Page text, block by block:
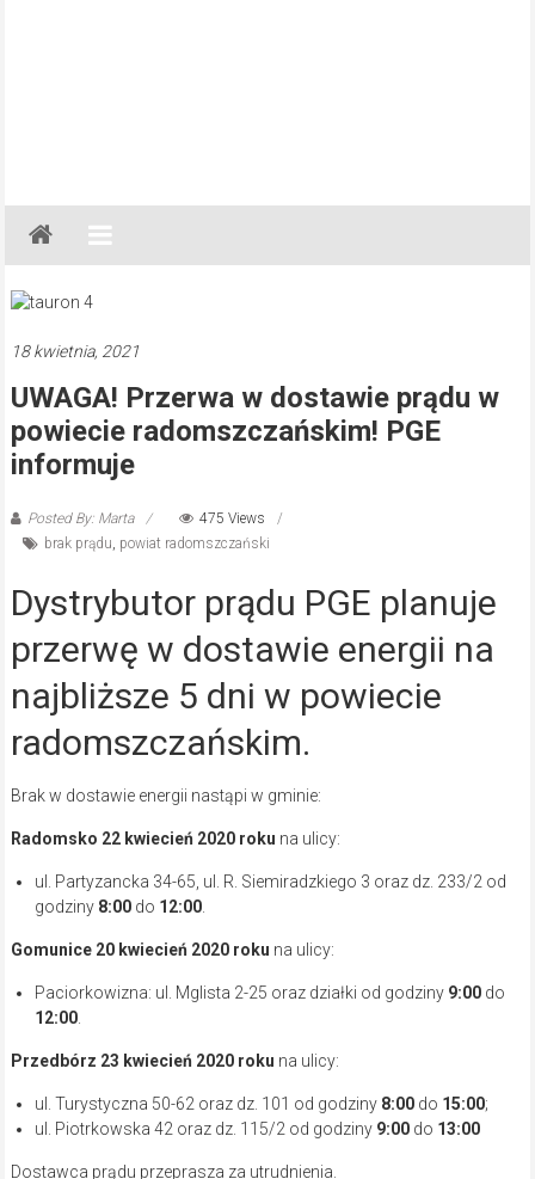
Gazeta
Regionalna
Częstochowa,
Lubliniec,
18 kwietnia, 2021
UWAGA! Przerwa w dostawie prądu w
powiecie radomszczańskim! PGE
informuje
Posted By: Marta
475 Views
brak prądu, powiat radomszczański
Dystrybutor prądu PGE planuje
przerwę w dostawie energii na
najbliższe 5 dni w powiecie
radomszczańskim.
Brak w dostawie energii nastąpi w gminie:
Radomsko 22 kwiecień 2020 roku na ulicy:
ul. Partyzancka 34-65, ul. R. Siemiradzkiego 3 oraz dz. 233/2 od
godziny8:00 do 12:00.
Gomunice 20 kwiecień 2020 roku na ulicy:
Paciorkowizna: ul. Mglista 2-25 oraz działki od godziny9:00 do
12:00.
Przedbórz 23 kwiecień 2020 roku na ulicy:
ul. Turystyczna 50-62 oraz dz. 101 od godziny 8:00 do 15:00;
ul. Piotrkowska 42 oraz dz. 115/2 od godziny 9:00 do 13:00
Dostawca prądu przeprasza za utrudnienia.